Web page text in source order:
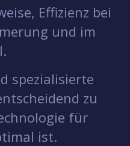
Effizienz bei
und im
spezialisierte
zu
für
ist.